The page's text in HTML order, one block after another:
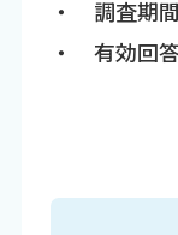
・ 調査期
・ 有効回